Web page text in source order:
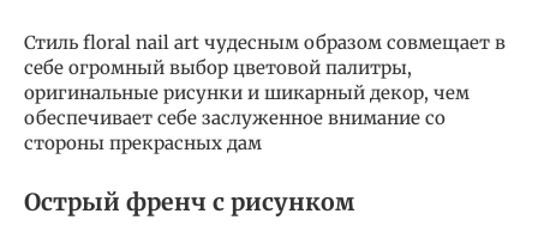
Стиль floral nail art чудесным образом совмещает в
себе огромный выбор цветовой палитры,
оригинальные рисунки и шикарный декор, чем
обеспечивает себе заслуженное внимание со
стороны прекрасных дам
Острый френч с рисунком